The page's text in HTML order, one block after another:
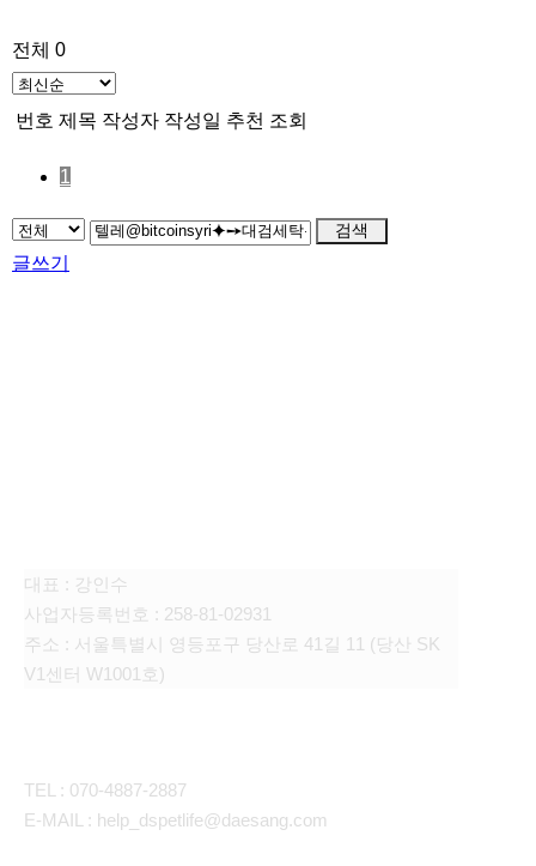
전체 0
번호 제목 작성자 작성일 추천 조회
1
검색
글쓰기
대표 : 강인수
사업자등록번호 : 258-81-02931
주소 : 서울특별시 영등포구 당산로 41길 11 (당산 SK
V1센터 W1001호)
TEL : 070-4887-2887
E-MAIL : help_dspetlife@daesang.com